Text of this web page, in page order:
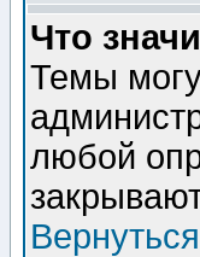
Что
Темы
любой